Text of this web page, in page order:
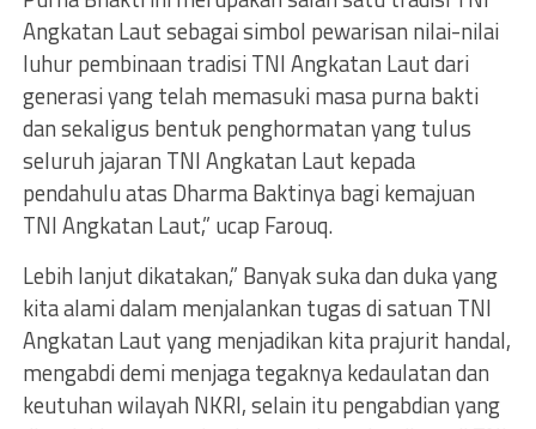
Angkatan Laut sebagai simbol pewarisan nilai-nilai
luhur pembinaan tradisi TNI Angkatan Laut dari
generasi yang telah memasuki masa purna bakti
dan sekaligus bentuk penghormatan yang tulus
seluruh jajaran TNI Angkatan Laut kepada
pendahulu atas Dharma Baktinya bagi kemajuan
TNI Angkatan Laut,” ucap Farouq.
Lebih lanjut dikatakan,” Banyak suka dan duka yang
kita alami dalam menjalankan tugas di satuan TNI
Angkatan Laut yang menjadikan kita prajurit handal,
mengabdi demi menjaga tegaknya kedaulatan dan
keutuhan wilayah NKRI, selain itu pengabdian yang